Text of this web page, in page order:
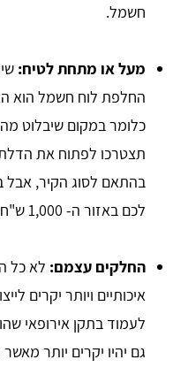
חשמל.
מעל או מתחת לטיח:
החלפת לוח חשמל הוא
כלומר במקום שיבלוט
תצטרכו לפתוח את
בהתאם לסוג הקיר, אבל
לכם באזור ה- 1,000 ש"ח.
החלקים עצמם: לא כל
איכותיים ויותר יקרים
לעמוד בתקן אירופאי
גם יהיו יקרים יותר